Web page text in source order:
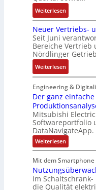
g
e
n
b
a
u
:
P
o
s
i
t
i
v
e
M
o
m
e
n
c
o
d
e
r
n
g
a
t
o
t
d
r
F
a
b
k
y
s
t
e
m
t
e
c
h
n
i
k
-
G
e
s
h
ä
f
Weiterlesen:
D
a
s
s
a
u
l
t
S
y
s
t
è
m
s
:
Q
Neuer Vertriebs-
Seit Juni
Bereiche Vertrieb
Nördlinger
Weiterlesen:
N
e
u
e
r
V
e
r
t
r
i
e
Engineering &
Der ganz
Mitsubishi
Softwareportfolio
DataNavigateApp.
Weiterlesen:
D
r
g
a
n
Mit dem
Im
die Qualität